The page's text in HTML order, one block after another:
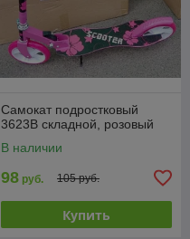
Самокат подростковый
3623B складной, розовый
В наличии
98 руб. 105 руб.
Купить